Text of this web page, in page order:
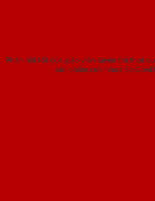
Phản hồi tốt của giáo viên luyện thi thpt
sản phẩm cửa nhựa